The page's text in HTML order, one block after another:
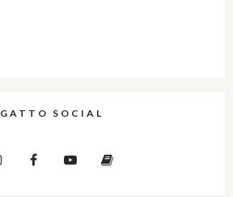
GATTO SOCIAL